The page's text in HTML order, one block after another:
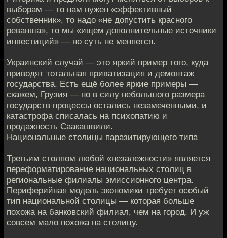
выборам — то нам нужен «эффективный
собственник», то надо «не допустить красного
реванша», то мы «ищем дополнительные источники
инвестиций» — но суть не меняется.
Украинский случай — это яркий пример того, куда
приводят тотальная приватизация и демонтаж
государства. Есть ещё более яркие примеры —
скажем, Грузия — но в силу небольшого размера
государств процессы остались незамеченными, и
катастрофа списалась на психопатию и
продажность Саакашвили.
Национальные столицы паразитирующего типа
Третьим столпом любой «незалежности» является
переформатирование национальных столиц в
региональные филиалы эмиссионного центра.
Периферийная модель экономики требует особый
тип национальной столицы — которая больше
похожа на банковский филиал, чем на город. И уж
совсем мало похожа на столицу.